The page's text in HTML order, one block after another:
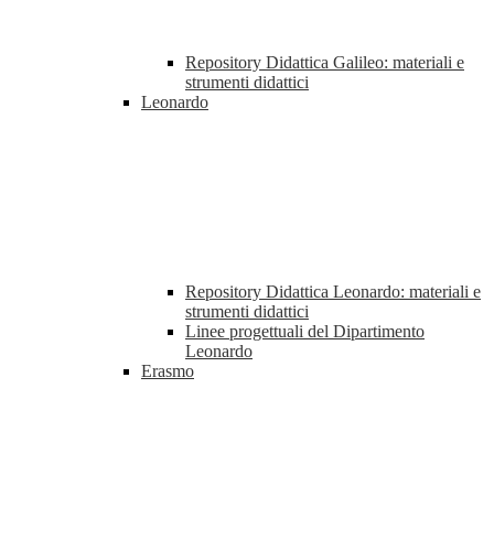
Repository Didattica Galileo: materiali e
strumenti didattici
Leonardo
Repository Didattica Leonardo: materiali e
strumenti didattici
Linee progettuali del Dipartimento
Leonardo
Erasmo